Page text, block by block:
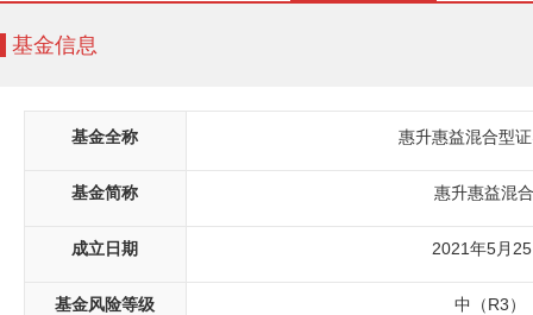
基金信息
基金全称 惠升惠益混合型
基金简称 惠升惠益混
成立日期 2021年5月
基金风险等级 中（R3）